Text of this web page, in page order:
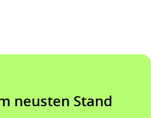
neusten Stand